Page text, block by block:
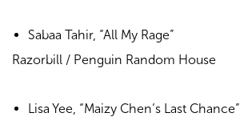
Sabaa Tahir, “All My Rage”
Razorbill / Penguin Random House
Lisa Yee, “Maizy Chen’s Last Chance”